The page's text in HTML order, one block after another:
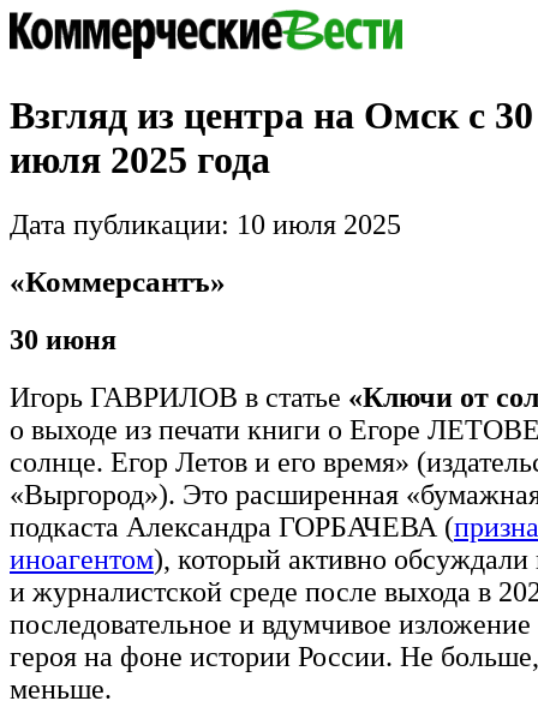
Взгляд из центра на Омск с
июля 2025 года
Дата публикации: 10 июля 2025
«Коммерсантъ»
30 июня
Игорь ГАВРИЛОВ в статье «Ключи от
о выходе из печати книги о Егоре
солнце. Егор Летов и его время»
«Выргород»). Это расширенная
подкаста Александра ГОРБАЧЕВА (
иноагентом), который активно
и журналистской среде после выхода в
последовательное и вдумчивое
героя на фоне истории России. Не
меньше.